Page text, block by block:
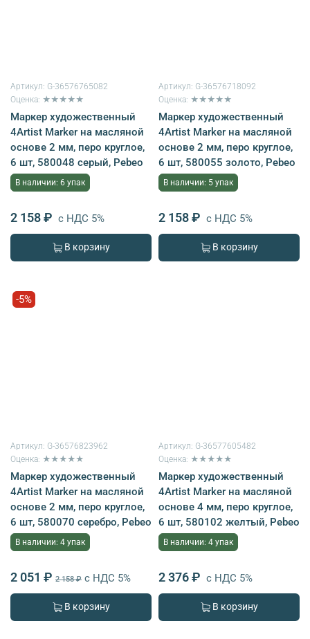
Артикул: G-36576765082
Оценка: ★★★★★
Маркер художественный
4Artist Marker на масляной
основе 2 мм, перо круглое,
6 шт, 580048 серый, Pebeo
В наличии: 6 упак
2 158 ₽ с НДС 5%
В корзину
Артикул: G-36576718092
Оценка: ★★★★★
Маркер художественный
4Artist Marker на масляной
основе 2 мм, перо круглое,
6 шт, 580055 золото, Pebeo
В наличии: 5 упак
2 158 ₽ с НДС 5%
В корзину
-5%
Артикул: G-36576823962
Оценка: ★★★★★
Маркер художественный
4Artist Marker на масляной
основе 2 мм, перо круглое,
6 шт, 580070 серебро, Pebeo
В наличии: 4 упак
2 051 ₽ 2 158 ₽ с НДС 5%
В корзину
Артикул: G-36577605482
Оценка: ★★★★★
Маркер художественный
4Artist Marker на масляной
основе 4 мм, перо круглое,
6 шт, 580102 желтый, Pebeo
В наличии: 4 упак
2 376 ₽ с НДС 5%
В корзину